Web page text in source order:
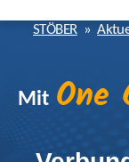
STÖBER »
Mit One